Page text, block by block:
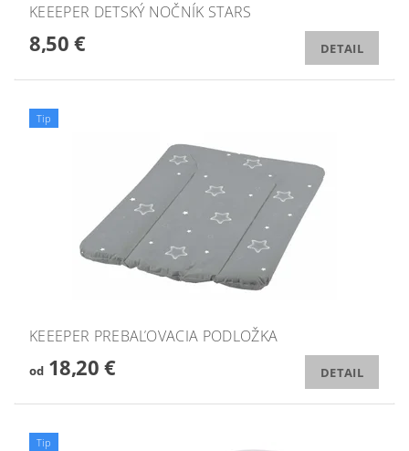
KEEEPER DETSKÝ NOČNÍK STARS
8,50 € DETAIL
Tip
KEEEPER PREBAĽOVACIA PODLOŽKA
od18,20 € DETAIL
Tip